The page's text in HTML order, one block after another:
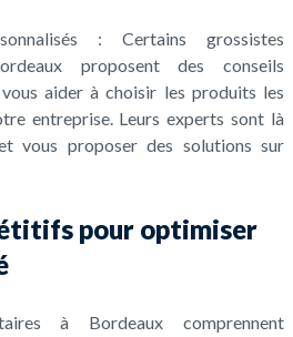
: Certains grossistes
proposent des conseils
aider à choisir les produits les
entreprise. Leurs experts sont là
vous proposer des solutions sur
pour optimiser
à Bordeaux comprennent